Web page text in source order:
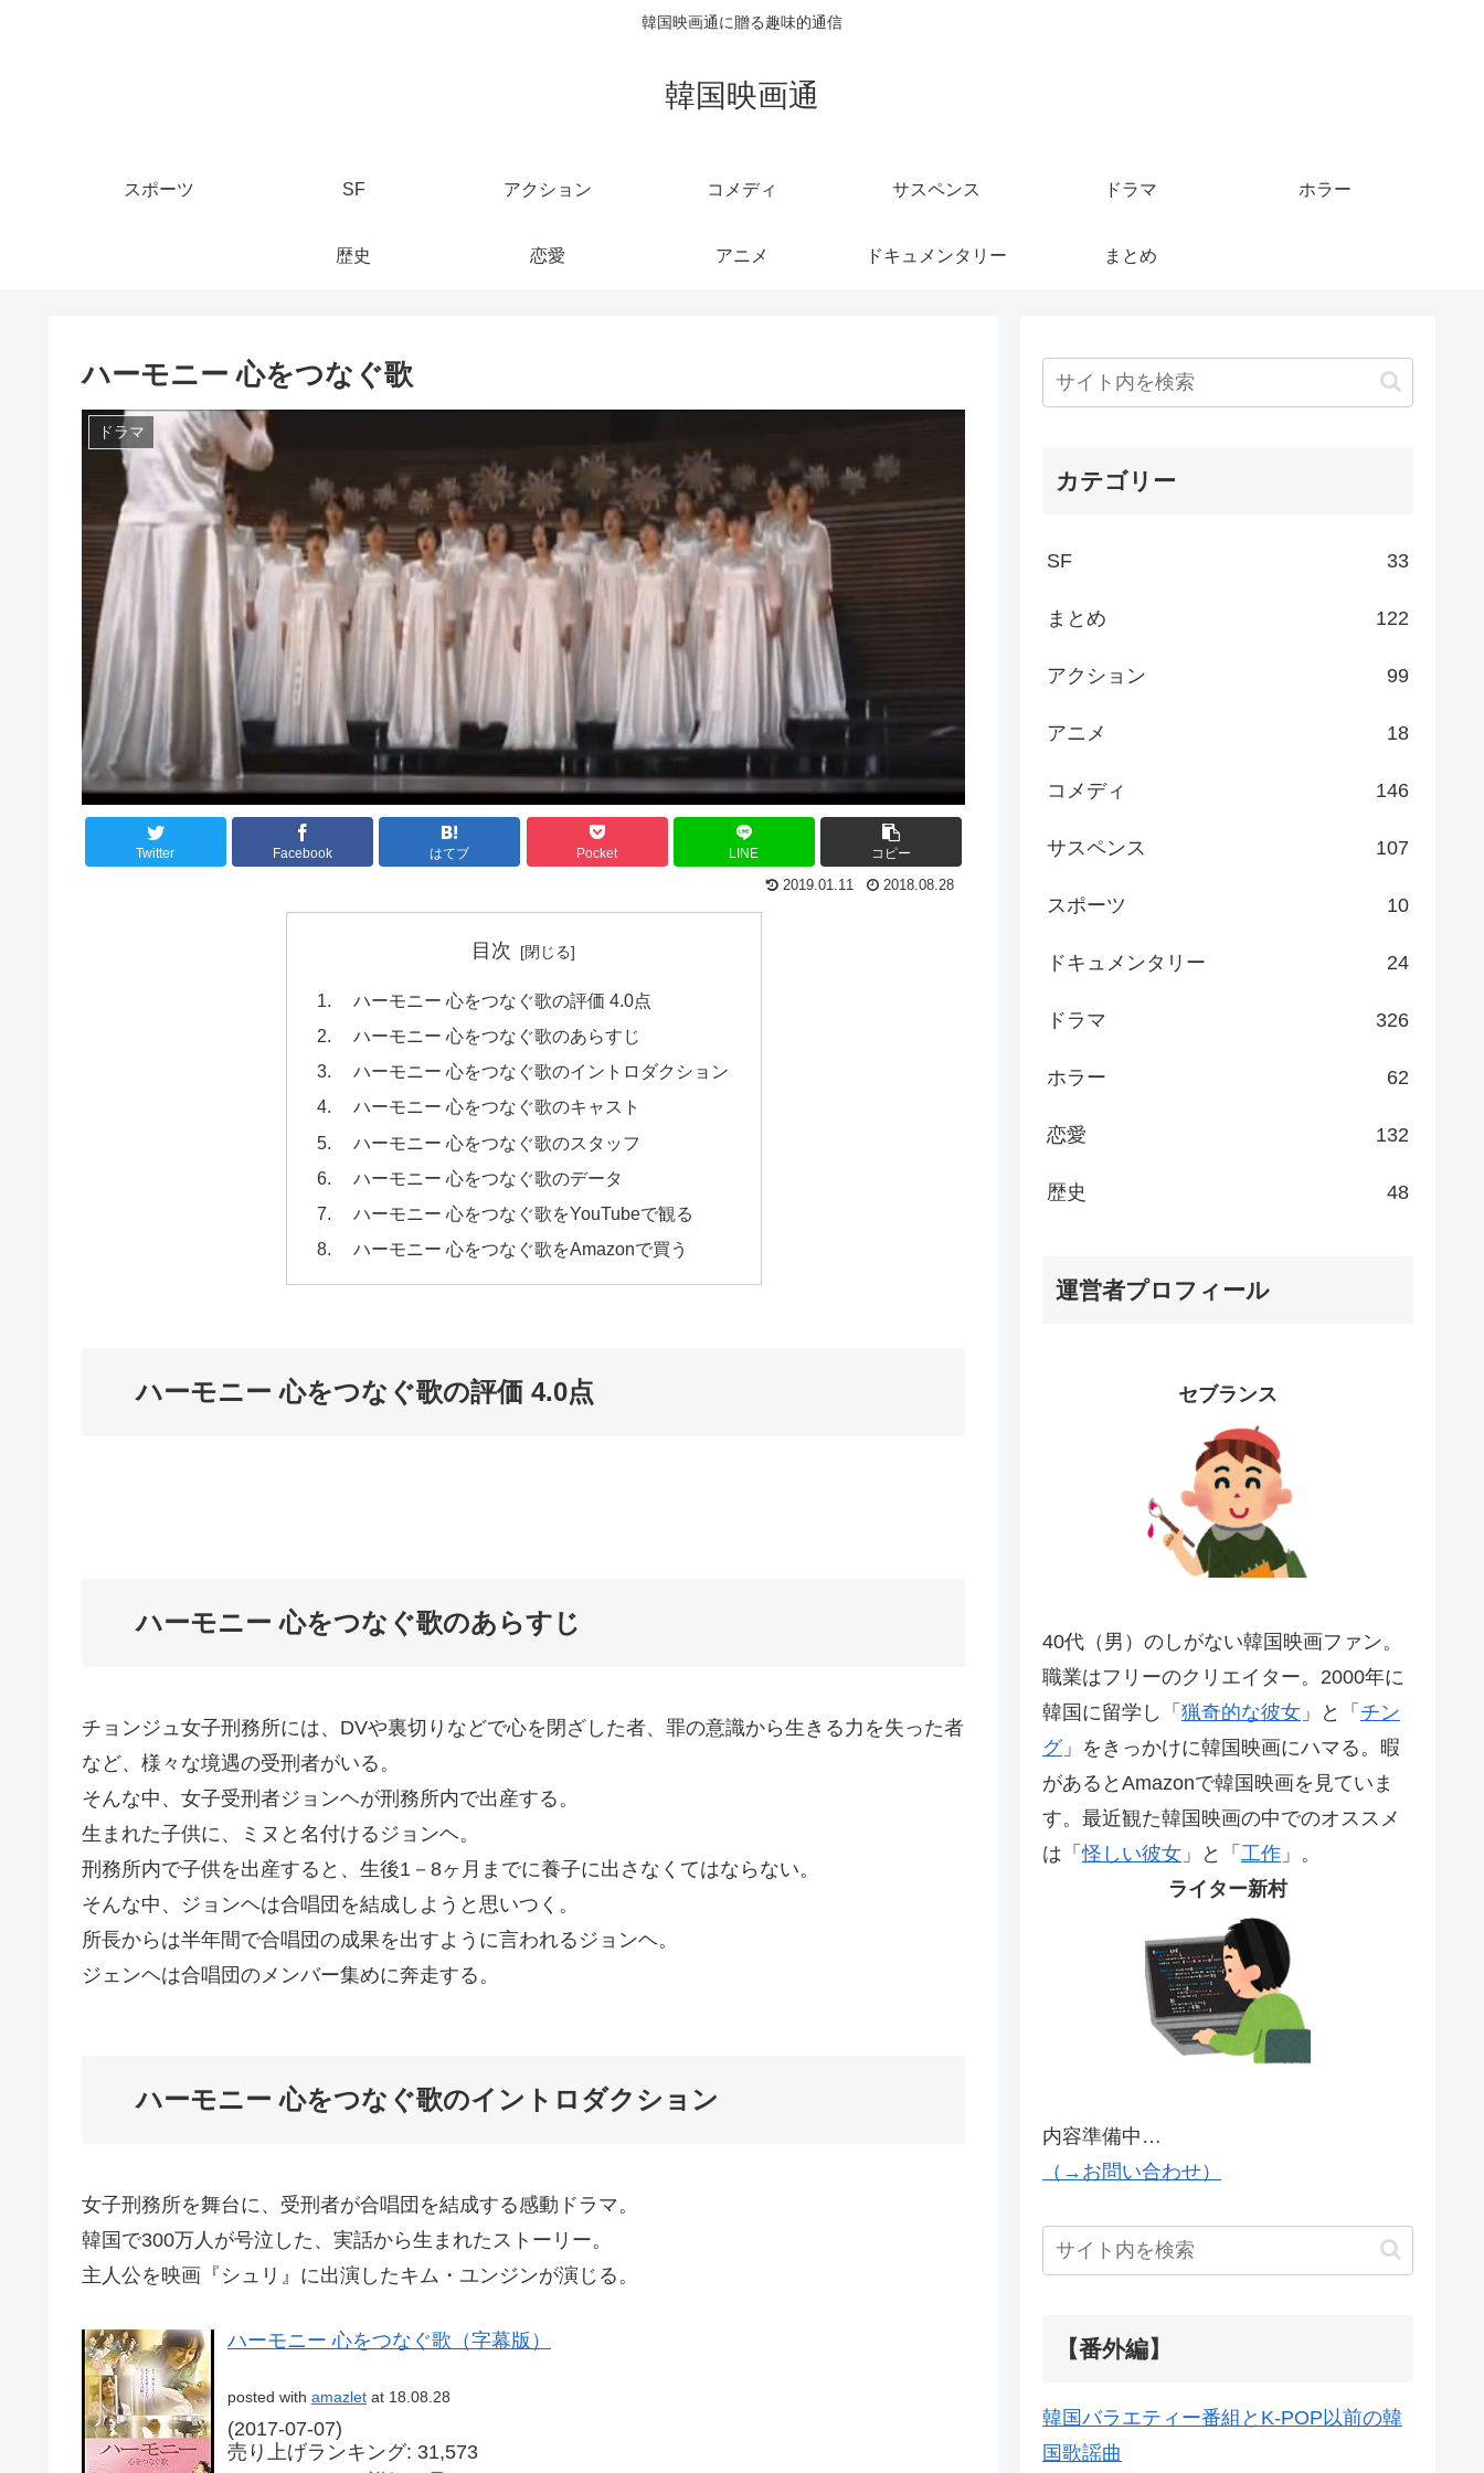
韓国映画通に贈る趣味的通信
韓国映画通
スポーツ SF アクション コメディ サスペンス ドラマ ホラー
歴史 恋愛 アニメ ドキュメンタリー まとめ
ハーモニー 心をつなぐ歌
ドラマ
Twitter Facebook はてブ Pocket LINE コピー
2019.01.11 2018.08.28
目次
ハーモニー 心をつなぐ歌の評価 4.0点
ハーモニー 心をつなぐ歌のあらすじ
ハーモニー 心をつなぐ歌のイントロダクション
ハーモニー 心をつなぐ歌のキャスト
ハーモニー 心をつなぐ歌のスタッフ
ハーモニー 心をつなぐ歌のデータ
ハーモニー 心をつなぐ歌をYouTubeで観る
ハーモニー 心をつなぐ歌をAmazonで買う
ハーモニー 心をつなぐ歌の評価 4.0点
ハーモニー 心をつなぐ歌のあらすじ
チョンジュ女子刑務所には、DVや裏切りなどで心を閉ざした者、罪の意識から生きる力を失った者
など、様々な境遇の受刑者がいる。
そんな中、女子受刑者ジョンヘが刑務所内で出産する。
生まれた子供に、ミヌと名付けるジョンヘ。
刑務所内で子供を出産すると、生後1－8ヶ月までに養子に出さなくてはならない。
そんな中、ジョンヘは合唱団を結成しようと思いつく。
所長からは半年間で合唱団の成果を出すように言われるジョンヘ。
ジェンヘは合唱団のメンバー集めに奔走する。
ハーモニー 心をつなぐ歌のイントロダクション
女子刑務所を舞台に、受刑者が合唱団を結成する感動ドラマ。
韓国で300万人が号泣した、実話から生まれたストーリー。
主人公を映画『シュリ』に出演したキム・ユンジンが演じる。
ハーモニー 心をつなぐ歌（字幕版）
posted with amazlet at 18.08.28
(2017-07-07)
売り上げランキング: 31,573
カテゴリー
SF 33
まとめ 122
アクション 99
アニメ 18
コメディ 146
サスペンス 107
スポーツ 10
ドキュメンタリー 24
ドラマ 326
ホラー 62
恋愛 132
歴史 48
運営者プロフィール
セブランス
40代（男）のしがない韓国映画ファン。
職業はフリーのクリエイター。2000年に
韓国に留学し「 猟奇的な彼女 」と「 チン
グ」をきっかけに韓国映画にハマる。暇
があるとAmazonで韓国映画を見ていま
す。最近観た韓国映画の中でのオススメ
は「怪しい彼女 」と「 工作 」。
ライター新村
内容準備中…
（→お問い合わせ）
【番外編】
韓国バラエティー番組とK-POP以前の韓
国歌謡曲